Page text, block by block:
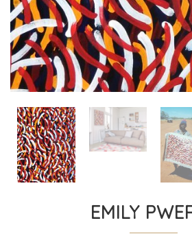
EMILY